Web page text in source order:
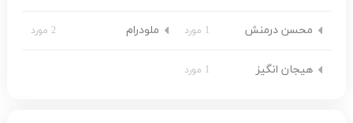
محسن درمنش 1 مورد ملودرام 2 مورد
هیجان انگیز 1 مورد